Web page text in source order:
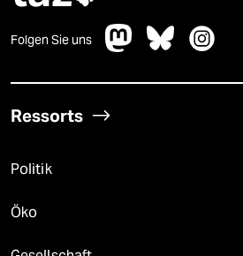
Folgen Sie uns
Ressorts
Politik
Öko